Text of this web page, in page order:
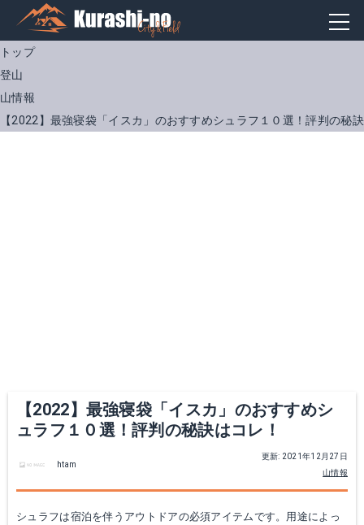
トップ
登山
山情報
【2022】最強寝袋「イスカ」のおすすめシュラフ１０選！評判の秘
【2022】最強寝袋「イスカ」のおすすめシ
ュラフ１０選！評判の秘訣はコレ！
更新: 2021年12月27日
山情報
htam
シュラフは宿泊を伴うアウトドアの必須アイテムです。用途によっ
楽天で詳細を見る
Yahoo!ショッピングで見る